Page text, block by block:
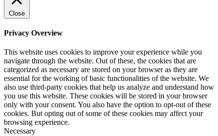
Close
Privacy Overview
This website uses cookies to improve your experience while you
navigate through the website. Out of these, the cookies that are
categorized as necessary are stored on your browser as they are
essential for the working of basic functionalities of the website. We
also use third-party cookies that help us analyze and understand how
you use this website. These cookies will be stored in your browser
only with your consent. You also have the option to opt-out of these
cookies. But opting out of some of these cookies may affect your
browsing experience.
Necessary